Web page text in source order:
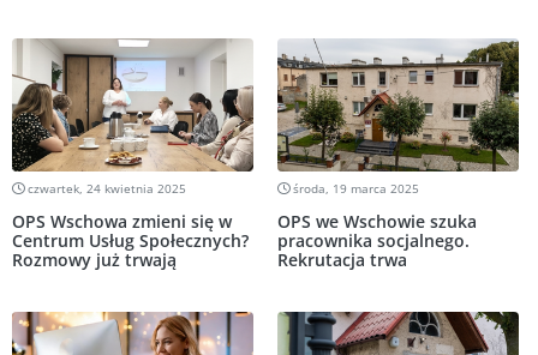
czwartek, 24 kwietnia 2025
OPS Wschowa zmieni się w
Centrum Usług Społecznych?
Rozmowy już trwają
środa, 19 marca 2025
OPS we Wschowie szuka
pracownika socjalnego.
Rekrutacja trwa